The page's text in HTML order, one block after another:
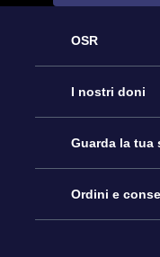
OSR
Assistenza
Contattaci
Blog
I nostri doni
Online Star Gift
Pacchetto
Guarda la tua
Registro
Ordini e